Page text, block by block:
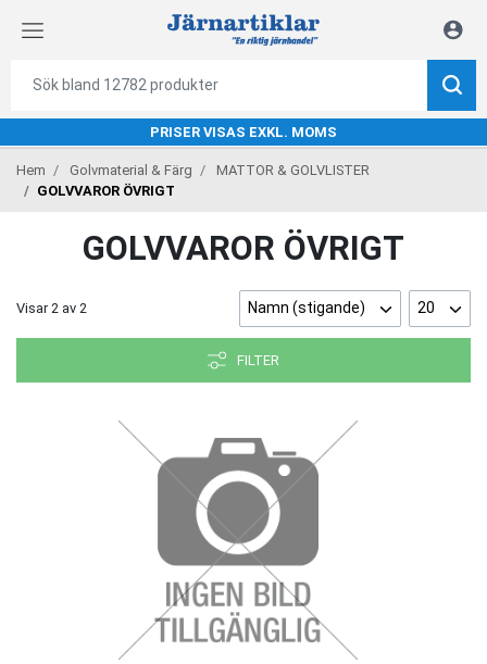
PRISER VISAS EXKL. MOMS
Hem Golvmaterial & Färg
MATTOR & GOLVLISTER
GOLVVAROR ÖVRIGT
GOLVVAROR ÖVRIGT
Visar2 av 2 Namn (stigande) 20
FILTER